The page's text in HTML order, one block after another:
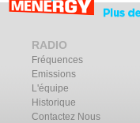
RADIO
Fréquences
Emissions
L'équipe
Historique
Contactez Nous